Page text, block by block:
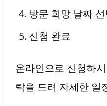
방문 희망 날짜 선
신청 완료
온라인으로 신청하
락을 드려 자세한 일